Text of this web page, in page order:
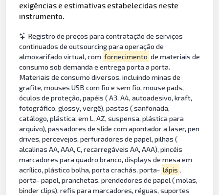
exigências e estimativas estabelecidas neste
instrumento.
Registro de preços para contratação de serviços
continuados de outsourcing para operação de
almoxarifado virtual, com fornecimento de materiais de
consumo sob demanda e entrega porta a porta.
Materiais de consumo diversos, incluindo minas de
grafite, mouses USB com fio e sem fio, mouse pads,
óculos de proteção, papéis ( A3, A4, autoadesivo, kraft,
fotográfico, glossy, vergê), pastas ( sanfonada,
catálogo, plástica, em L, AZ, suspensa, plástica para
arquivo), passadores de slide com apontador a laser, pen
drives, percevejos, perfuradores de papel, pilhas (
alcalinas AA, AAA, C, recarregáveis AA, AAA), pincéis
marcadores para quadro branco, displays de mesa em
acrílico, plástico bolha, porta crachás, porta- lápis ,
porta- papel, pranchetas, prendedores de papel ( molas,
binder clips), refis para marcadores, réguas, suportes